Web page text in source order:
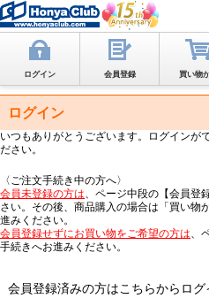
ログイン 会員登録 買い物
ログイン
いつもありがとうございます。ログインが
ださい。
〈ご注文手続き中の方へ〉
会員未登録の方は、ページ中段の【会員登
さい。その後、商品購入の場合は「買い物
進みください。
会員登録せずにお買い物をご希望の方は、
手続きへお進みください。
会員登録済みの方はこちらからロ